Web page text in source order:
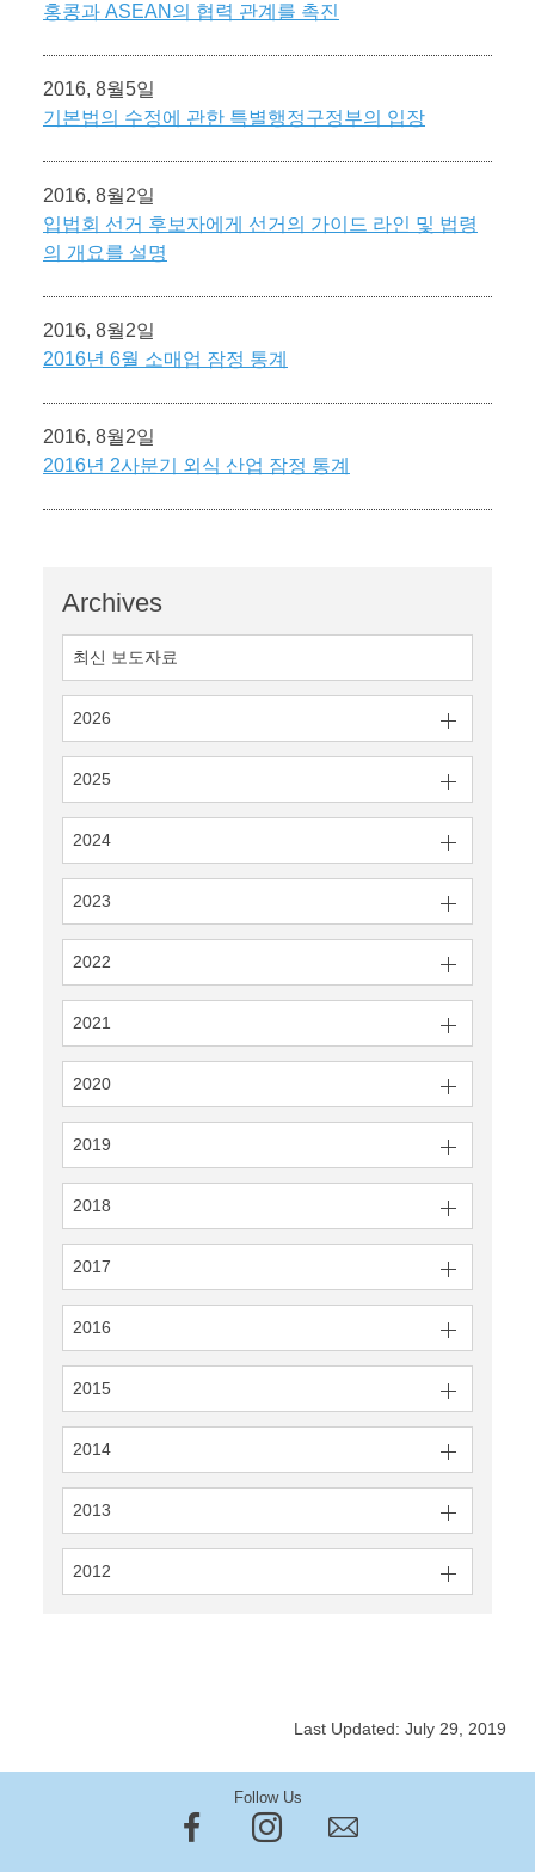
Archives
최신 보도자료
2026
2025
2024
2023
2022
2021
2020
2019
2018
2017
2016
2015
2014
2013
2012
홍콩과 ASEAN의 협력 관계를 촉진
2016, 8월5일
기본법의 수정에 관한 특별행정구정부의 입장
2016, 8월2일
입법회 선거 후보자에게 선거의 가이드 라인 및 법령
의 개요를 설명
2016, 8월2일
2016년 6월 소매업 잠정 통계
2016, 8월2일
2016년 2사분기 외식 산업 잠정 통계
Last Updated: July 29, 2019
Follow Us